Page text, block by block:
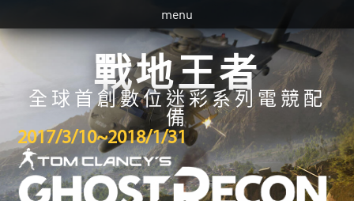
menu
戰地王者
全球首創數位迷彩系列電競配
備
2017/3/10~2018/1/31